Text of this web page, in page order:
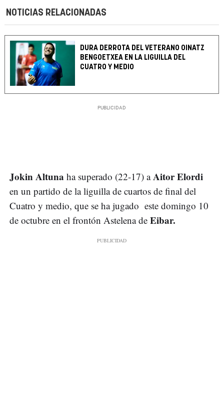
NOTICIAS RELACIONADAS
DURA DERROTA DEL VETERANO OINATZ
BENGOETXEA EN LA LIGUILLA DEL
CUATRO Y MEDIO
Jokin Altuna ha superado (22-17) aAitor Elordi
en un partido de la liguilla de cuartos de final del
Cuatro y medio, que se ha jugado este domingo 10
de octubre en el frontón Astelena de Eibar.